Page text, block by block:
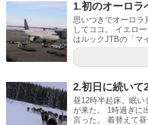
1.初のオーロラ
思いつきでオーロラ
してココ。 イエロ
はルックJTBの「マ
2.初日に続いて
昼12時半起床。眠い
が来た。 1時過ぎに
言った。 着替えて